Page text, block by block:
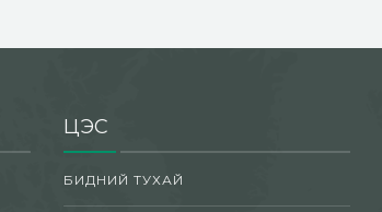
ЦЭС
БИДНИЙ ТУХАЙ